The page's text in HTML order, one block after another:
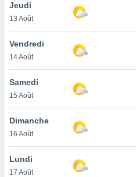
un
la
du
en
de
Jeudi
13 Août
Vendredi
14 Août
Samedi
15 Août
Dimanche
16 Août
Lundi
17 Août